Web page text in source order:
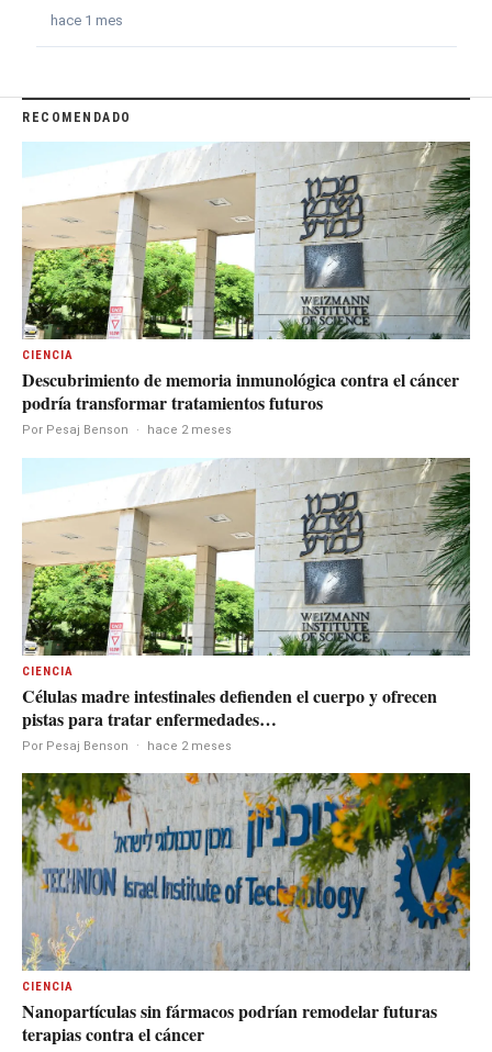
hace 1 mes
RECOMENDADO
CIENCIA
Descubrimiento de memoria inmunológica contra el cáncer
podría transformar tratamientos futuros
Por Pesaj Benson · hace 2 meses
CIENCIA
Células madre intestinales defienden el cuerpo y ofrecen
pistas para tratar enfermedades…
Por Pesaj Benson · hace 2 meses
CIENCIA
Nanopartículas sin fármacos podrían remodelar futuras
terapias contra el cáncer